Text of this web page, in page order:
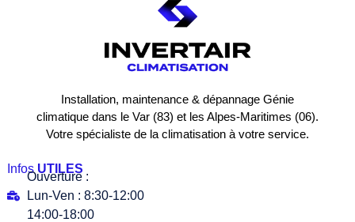
Installation, maintenance & dépannage Génie
climatique dans le Var (83) et les Alpes-Maritimes (06).
Votre spécialiste de la climatisation à votre service.
Infos UTILES
Ouverture :
Lun-Ven : 8:30-12:00
14:00-18:00